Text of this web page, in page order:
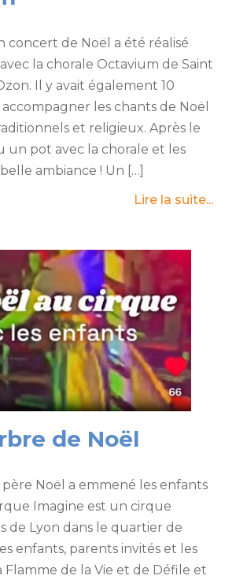
concert de Noël a été réalisé
la chorale Octavium de Saint
Il y avait également 10
les chants de Noël
et religieux. Après le
un pot avec la chorale et les
ambiance ! Un […]
Lire la suite...
de Noël
Noël a emmené les enfants
Imagine est un cirque
de Lyon dans le quartier de
enfants, parents invités et les
Flamme de la Vie et de Défile et